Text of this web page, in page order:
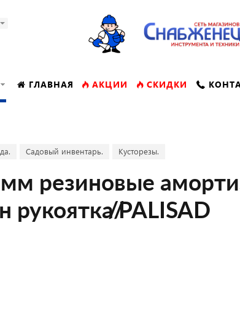
ГЛАВНАЯ АКЦИИ СКИДКИ
Садовый инвентарь. Кусторезы.
резиновые
рукоятка//PALISAD